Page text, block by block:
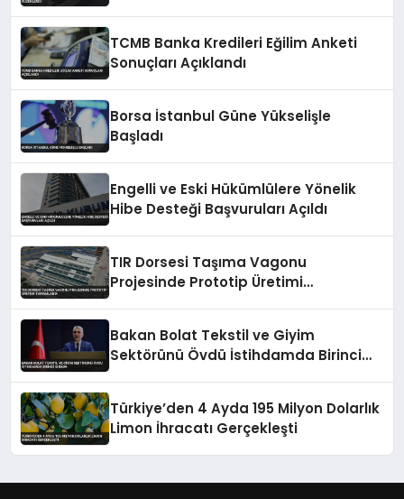
TCMB Banka Kredileri Eğilim Anketi
Sonuçları Açıklandı
Borsa İstanbul Güne Yükselişle
Başladı
Engelli ve Eski Hükümlülere Yönelik
Hibe Desteği Başvuruları Açıldı
TIR Dorsesi Taşıma Vagonu
Projesinde Prototip Üretimi
Bakan Bolat Tekstil ve Giyim
Sektörünü Övdü İstihdamda Birinci
Türkiye’den 4 Ayda 195 Milyon Dolarlık
Limon İhracatı Gerçekleşti